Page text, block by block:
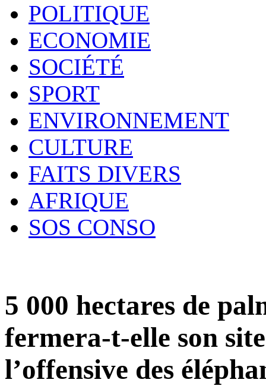
POLITIQUE
ECONOMIE
SOCIÉTÉ
SPORT
ENVIRONNEMENT
CULTURE
FAITS DIVERS
AFRIQUE
SOS CONSO
5 000 hectares de
fermera-t-elle son
l’offensive des